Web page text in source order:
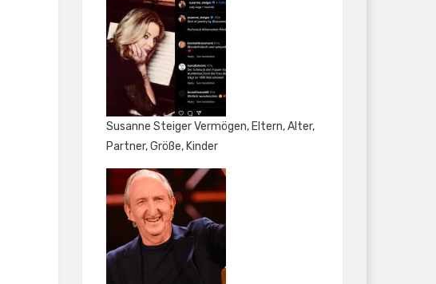
Susanne Steiger Vermögen, Eltern, Alter,
Partner, Größe, Kinder